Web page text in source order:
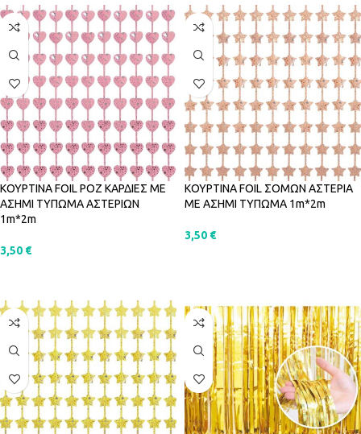
ΚΟΥΡΤΙΝΑ FOIL ΡΟΖ ΚΑΡΔΙΕΣ ΜΕ
ΑΣΗΜΙ ΤΥΠΩΜΑ ΑΣΤΕΡΙΩΝ
1m*2m
3,50 €
ΚΟΥΡΤΙΝΑ FOIL ΣΟΜΩΝ ΑΣΤΕΡΙΑ
ΜΕ ΑΣΗΜΙ ΤΥΠΩΜΑ 1m*2m
3,50 €